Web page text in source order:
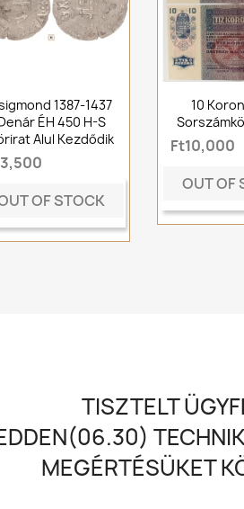
1387-1437
ÉH 450 H-S
Alul Kezdődik
OF STOCK
10
Ft10,000
OUT OF
TISZTELT
MEGÉRTÉSÜKET